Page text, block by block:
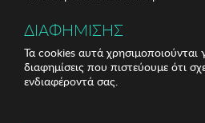
ΔΙΑΦΗΜΙΣΗΣ
Τα cookies αυτά
διαφημίσεις που πιστεύουμε ότι
ενδιαφέροντά σας.